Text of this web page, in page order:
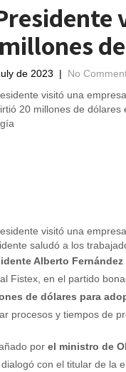
de 2023 | No
saludó a los
Alberto Fernández
Fistex, en el partido
de dólares para
procesos y tiempos de
por el ministro de
con el titular de la